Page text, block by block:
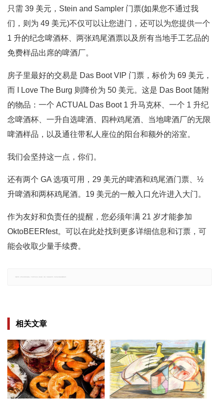
只需 39 美元，Stein and Sampler 门票(如果您不通过我
们，则为 49 美元)不仅可以让您进门，还可以为您提供一个
1 升的纪念啤酒杯、两张鸡尾酒票以及所有当地手工艺品的
免费样品出席的啤酒厂。
房子里最好的交易是 Das Boot VIP 门票，标价为 69 美元，
而 I Love The Burg 则降价为 50 美元。这是 Das Boot 随附
的物品：一个 ACTUAL Das Boot 1 升马克杯、一个 1 升纪
念啤酒杯、一升自选啤酒、四种鸡尾酒、当地啤酒厂的无限
啤酒样品，以及通往带私人座位的阳台和额外的浴室。
我们会坚持这一点，你们。
还有两个 GA 选项可用，29 美元的啤酒和鸡尾酒门票、½
升啤酒和两杯鸡尾酒。19 美元的一般入口允许进入大门。
作为友好和负责任的提醒，您必须年满 21 岁才能参加
OktoBEERfest。可以在此处找到更多详细信息和订票，可
能会收取少量手续费。
郑重声明：文章仅代表原作者观点，不代表本站立场；如有侵权、违规，可直接反馈本站，我们将会作修改或删除处理。
相关文章